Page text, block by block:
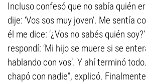
Incluso confesó que no sabía quién
dije: ‘Vos sos muy joven’. Me sentía
él me dice: ‘¿Vos no sabés quién
respondí: ‘Mi hijo se muere si se
hablando con vos’. Y ahí terminó
chapó con nadie”, explicó.